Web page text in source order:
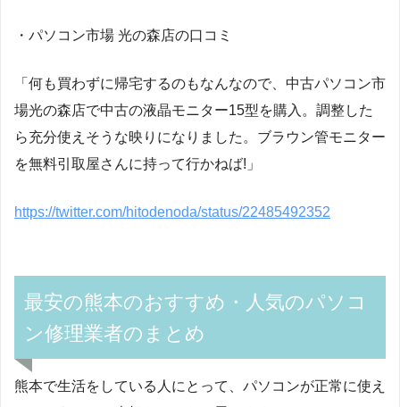
・パソコン市場 光の森店の口コミ
「何も買わずに帰宅するのもなんなので、中古パソコン市
場光の森店で中古の液晶モニター15型を購入。調整した
ら充分使えそうな映りになりました。ブラウン管モニター
を無料引取屋さんに持って行かねば!」
https://twitter.com/hitodenoda/status/22485492352
最安の熊本のおすすめ・人気のパソコ
ン修理業者のまとめ
熊本で生活をしている人にとって、パソコンが正常に使え